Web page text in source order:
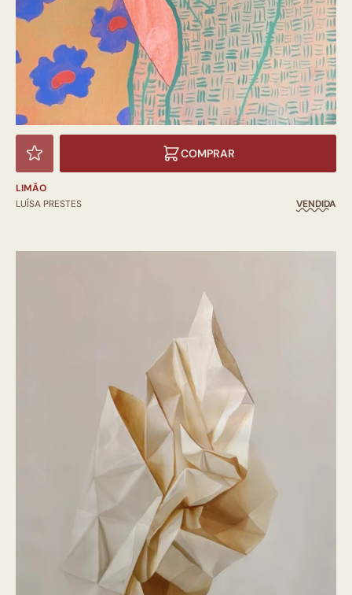
COMPRAR
LIMÃO
LUÍSA PRESTES
VENDIDA